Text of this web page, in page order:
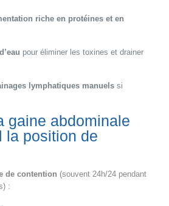
riche en protéines et en
pour éliminer les toxines et drainer
lymphatiques manuelssi
gaine abdominale
la position de
de contention (souvent 24h/24 pendant
: